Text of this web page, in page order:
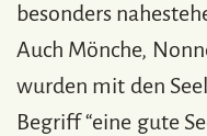
besonders
Auch Mönche,
wurden mit den
Begriff “eine gute